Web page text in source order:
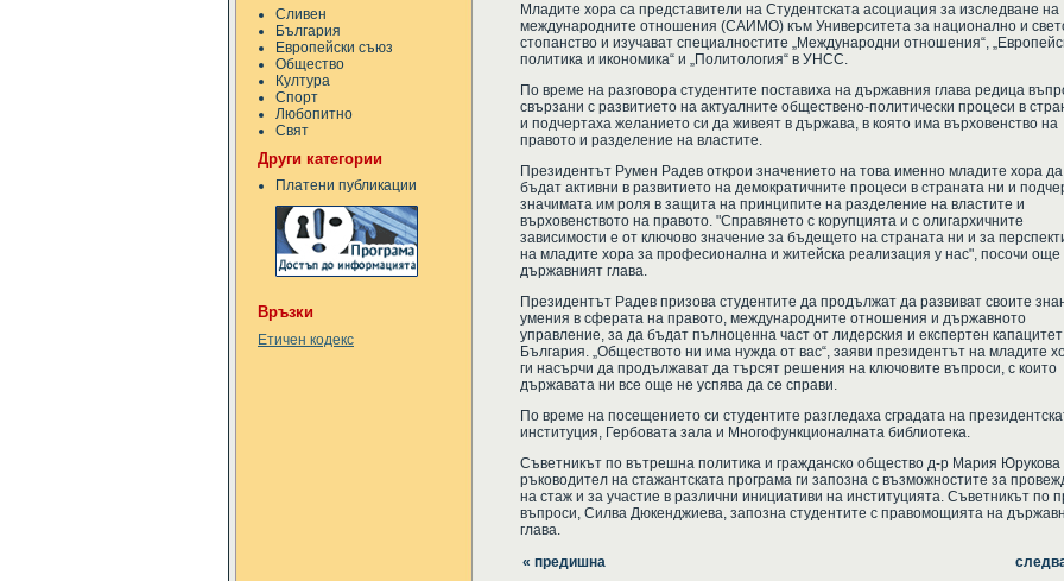
Сливен
България
Европейски съюз
Общество
Култура
Спорт
Любопитно
Свят
Други категории
Платени публикации
Връзки
Етичен кодекс
Младите хора са представители на Студентската асоциация за изследване на
международните отношения (САИМО) към Университета за национално и
стопанство и изучават специалностите „Международни отношения“,
политика и икономика“ и „Политология“ в УНСС.
По време на разговора студентите поставиха на държавния глава редица
свързани с развитието на актуалните обществено-политически процеси в
и подчертаха желанието си да живеят в държава, в която има върховенство на
правото и разделение на властите.
Президентът Румен Радев открои значението на това именно младите хора да
бъдат активни в развитието на демократичните процеси в страната ни и
значимата им роля в защита на принципите на разделение на властите и
върховенството на правото. "Справянето с корупцията и с олигархичните
зависимости е от ключово значение за бъдещето на страната ни и за
на младите хора за професионална и житейска реализация у нас", посочи още
държавният глава.
Президентът Радев призова студентите да продължат да развиват своите
умения в сферата на правото, международните отношения и държавното
управление, за да бъдат пълноценна част от лидерския и експертен
България. „Обществото ни има нужда от вас“, заяви президентът на младите
ги насърчи да продължават да търсят решения на ключовите въпроси, с които
държавата ни все още не успява да се справи.
По време на посещението си студентите разгледаха сградата на
институция, Гербовата зала и Многофункционалната библиотека.
Съветникът по вътрешна политика и гражданско общество д-р Мария Юрукова
ръководител на стажантската програма ги запозна с възможностите за
на стаж и за участие в различни инициативи на институцията. Съветникът по
въпроси, Силва Дюкенджиева, запозна студентите с правомощията на
глава.
« предишна